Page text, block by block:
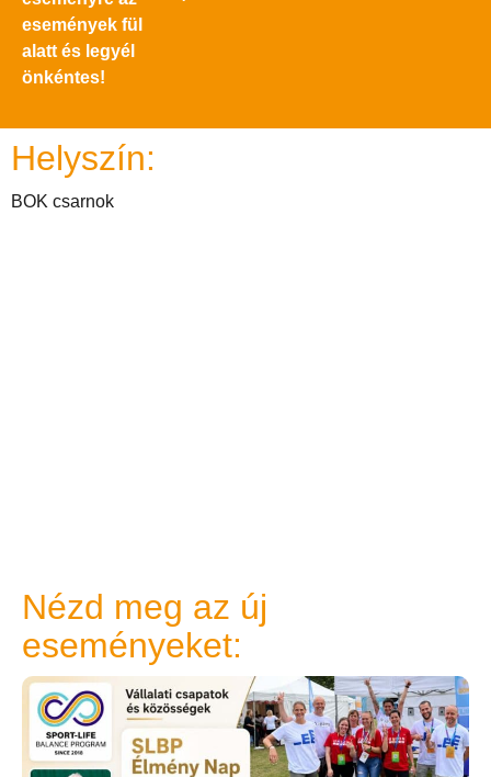
események fül
alatt és legyél
önkéntes!
Helyszín:
BOK csarnok
Nézd meg az új
eseményeket: